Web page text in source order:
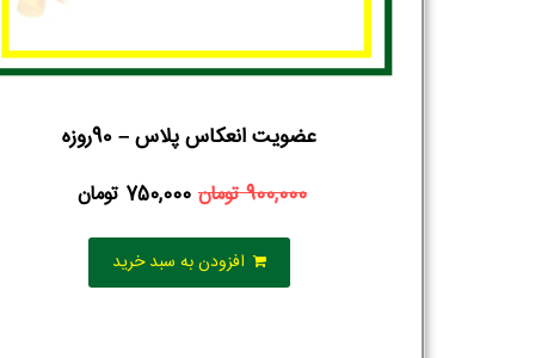
عضویت انعکاس پلاس – 90روزه
900,000تومان 750,000 تومان
افزودن به سبد خرید